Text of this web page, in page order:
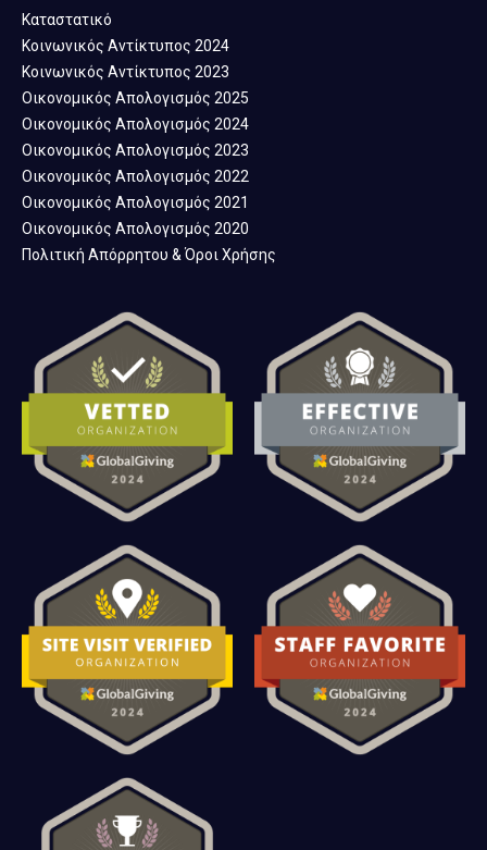
Καταστατικό
Κοινωνικός Αντίκτυπος 2024
Κοινωνικός Αντίκτυπος 2023
Οικονομικός Απολογισμός 2025
Οικονομικός Απολογισμός 2024
Οικονομικός Απολογισμός 2023
Οικονομικός Απολογισμός 2022
Οικονομικός Απολογισμός 2021
Οικονομικός Απολογισμός 2020
Πολιτική Απόρρητου & Όροι Χρήσης